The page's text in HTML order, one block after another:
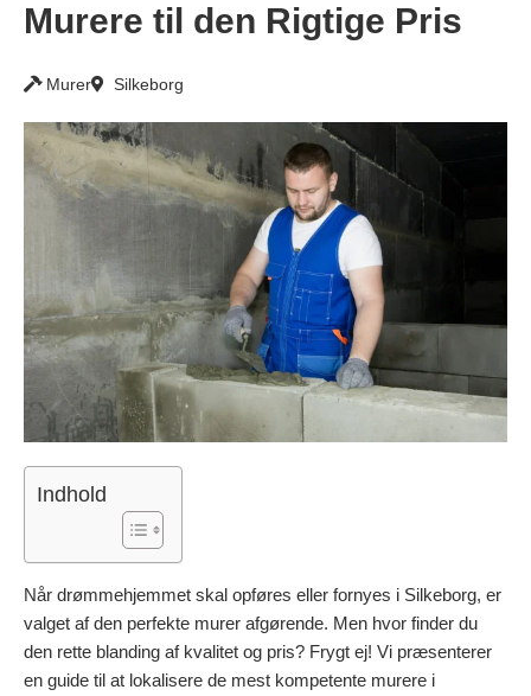
Murere til den Rigtige Pris
Murer Silkeborg
Indhold
Når drømmehjemmet skal opføres eller fornyes i Silkeborg, er
valget af den perfekte murer afgørende. Men hvor finder du
den rette blanding af kvalitet og pris? Frygt ej! Vi præsenterer
en guide til at lokalisere de mest kompetente murere i